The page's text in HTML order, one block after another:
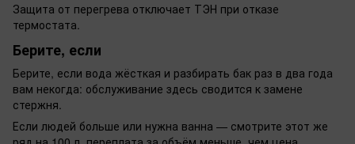
Защита от перегрева отключает ТЭН при отказе
термостата.
Берите, если
Берите, если вода жёсткая и разбирать бак раз в два года
вам некогда: обслуживание здесь сводится к замене
стержня.
Если людей больше или нужна ванна — смотрите этот же